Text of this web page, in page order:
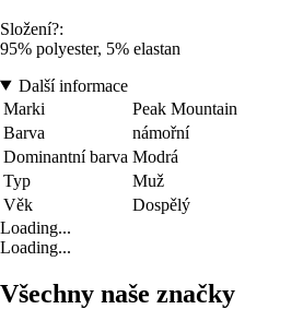
Složení?:
95% polyester, 5% elastan
Další informace
Marki
Peak Mountain
Barva
námořní
Dominantní barva Modrá
Typ
Muž
Věk
Dospělý
Loading...
Loading...
Všechny naše značky